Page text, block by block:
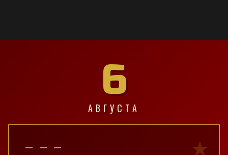
6
АВГУСТА
— — —